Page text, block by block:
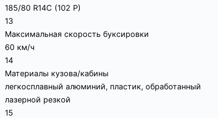
185/80 R14С (102 Р)
13
Максимальная скорость буксировки
60 км/ч
14
Материалы кузова/кабины
легкосплавный алюминий, пластик, обработанный
лазерной резкой
15